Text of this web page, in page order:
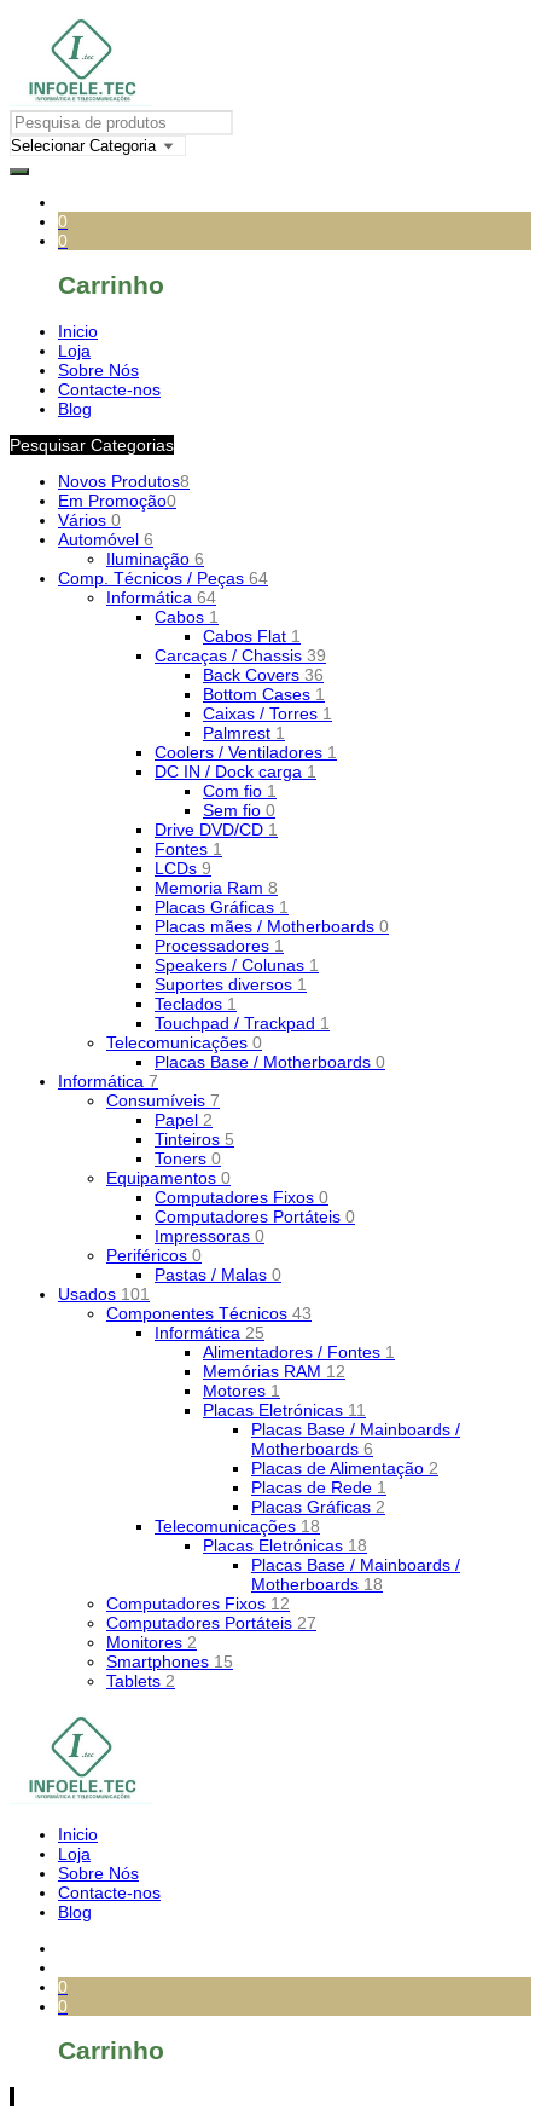
0
0
Carrinho
Inicio
Loja
Sobre Nós
Contacte-nos
Blog
Pesquisar Categorias
Novos Produtos8
Em Promoção0
Vários 0
Automóvel 6
Iluminação 6
Comp. Técnicos / Peças 64
Informática 64
Cabos 1
Cabos Flat 1
Carcaças / Chassis 39
Back Covers 36
Bottom Cases 1
Caixas / Torres 1
Palmrest 1
Coolers / Ventiladores 1
DC IN / Dock carga 1
Com fio 1
Sem fio 0
Drive DVD/CD 1
Fontes 1
LCDs 9
Memoria Ram 8
Placas Gráficas 1
Placas mães / Motherboards 0
Processadores 1
Speakers / Colunas 1
Suportes diversos 1
Teclados 1
Touchpad / Trackpad 1
Telecomunicações 0
Placas Base / Motherboards 0
Informática 7
Consumíveis 7
Papel 2
Tinteiros 5
Toners 0
Equipamentos 0
Computadores Fixos 0
Computadores Portáteis 0
Impressoras 0
Periféricos 0
Pastas / Malas 0
Usados 101
Componentes Técnicos 43
Informática 25
Alimentadores / Fontes 1
Memórias RAM 12
Motores 1
Placas Eletrónicas 11
Placas Base / Mainboards /
Motherboards 6
Placas de Alimentação 2
Placas de Rede 1
Placas Gráficas 2
Telecomunicações 18
Placas Eletrónicas 18
Placas Base / Mainboards /
Motherboards 18
Computadores Fixos 12
Computadores Portáteis 27
Monitores 2
Smartphones 15
Tablets 2
Inicio
Loja
Sobre Nós
Contacte-nos
Blog
0
0
Carrinho